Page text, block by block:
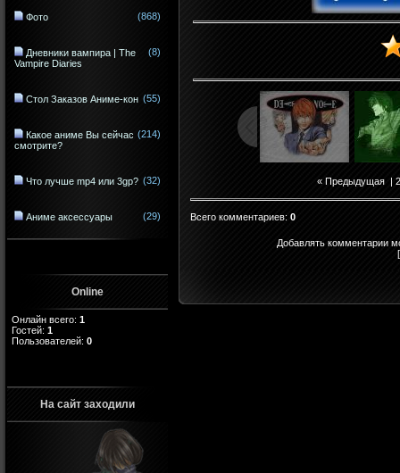
Фото (868)
Дневники вампира | The
Vampire Diaries
(8)
Стол Заказов Аниме-кон (55)
Какое аниме Вы сейчас
смотрите?
(214)
Что лучше mp4 или 3gp? (32)
Аниме аксессуары (29)
Online
Онлайн всего: 1
Гостей: 1
Пользователей: 0
На сайт заходили
« Предыдущая |
Всего комментариев: 0
Добавлять комментарии